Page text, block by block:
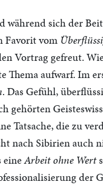
während sich der
Favorit vom
Vortrag gefreut.
Thema aufwarf. Im
. Das Gefühl,
gehörten
Tatsache, die zu
nach Sibirien auch
eineArbeit ohne Wert
der